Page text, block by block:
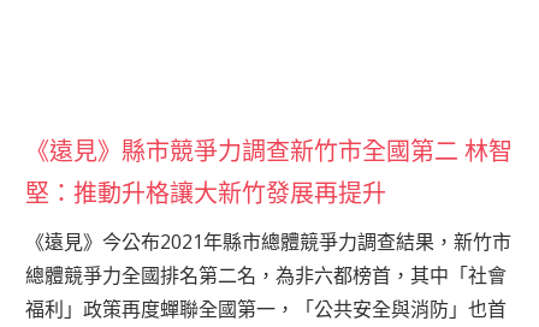
《遠見》縣市競爭力調查新竹市全國第二 林智
堅：推動升格讓大新竹發展再提升
《遠見》今公布2021年縣市總體競爭力調查結果，新竹市
總體競爭力全國排名第二名，為非六都榜首，其中「社會
福利」政策再度蟬聯全國第一，「公共安全與消防」也首